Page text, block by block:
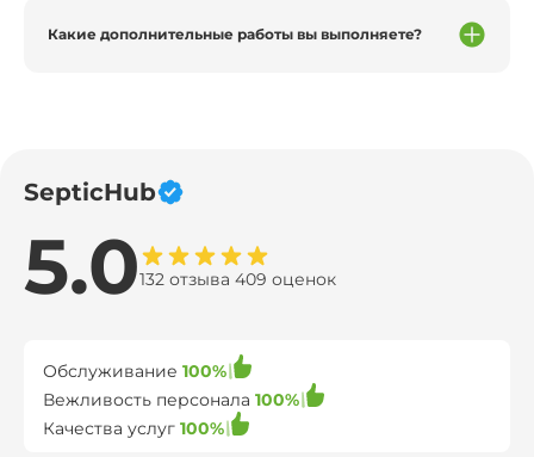
Какие дополнительные работы вы выполняете?
SepticHub
5.0132 отзыва 409 оценок
Обслуживание 100%
Вежливость персонала 100%
Качества услуг 100%